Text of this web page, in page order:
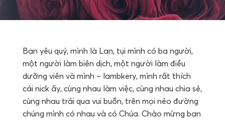
Bạn yêu quý, mình là Lan, tụi mình có ba người,
một người làm biên dịch, một người làm điều
dưỡng viên và mình – lambkery, mình rất thích
cái nick ấy, cùng nhau làm việc, cùng nhau chia sẻ,
cùng nhau trải qua vui buồn, trên mọi nẻo đường
chúng mình có nhau và có Chúa. Chào mừng bạn